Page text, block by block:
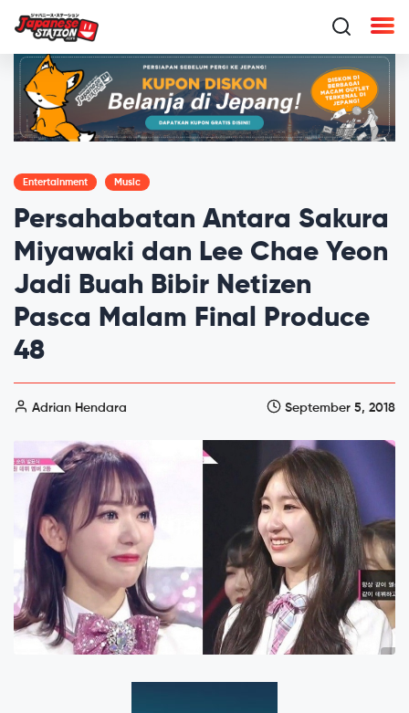
Entertainment Music
Persahabatan Antara Sakura
Miyawaki dan Lee Chae Yeon
Jadi Buah Bibir Netizen
Pasca Malam Final Produce
48
Adrian Hendara September 5, 2018